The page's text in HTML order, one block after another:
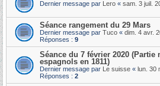
Dernier message par Lero « sam. 3 juil.
Séance rangement du 29 Mars
Dernier message par Tuco « dim. 4 avr.
Réponses : 9
Séance du 7 février 2020 (Partie
espagnols en 1811)
Dernier message par Le suisse « lun. 30
Réponses : 2